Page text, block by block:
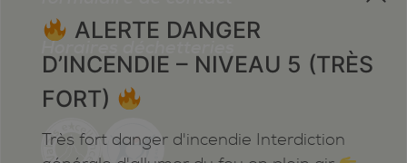
Horaires déchetteries
ALERTE DANGER
D’INCENDIE – NIVEAU 5 (TRÈS
FORT)
Très fort danger d'incendie Interdiction